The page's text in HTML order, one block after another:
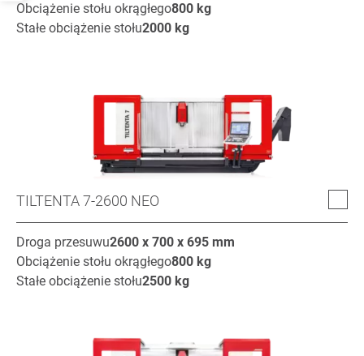
Obciążenie stołu okrągłego800 kg
Stałe obciążenie stołu2000 kg
TILTENTA 7-2600 NEO
Droga przesuwu2600 x 700 x 695 mm
Obciążenie stołu okrągłego800 kg
Stałe obciążenie stołu2500 kg